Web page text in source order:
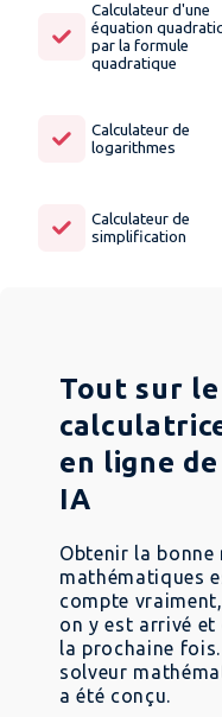
Calculateur d'une
équation
par la formule
quadratique
Calculateur de
logarithmes
Calculateur de
simplification
Tout sur
en ligne
IA
Obtenir la bonne
mathématiques
compte
on y est arrivé et
la prochaine
solveur
a été conçu.